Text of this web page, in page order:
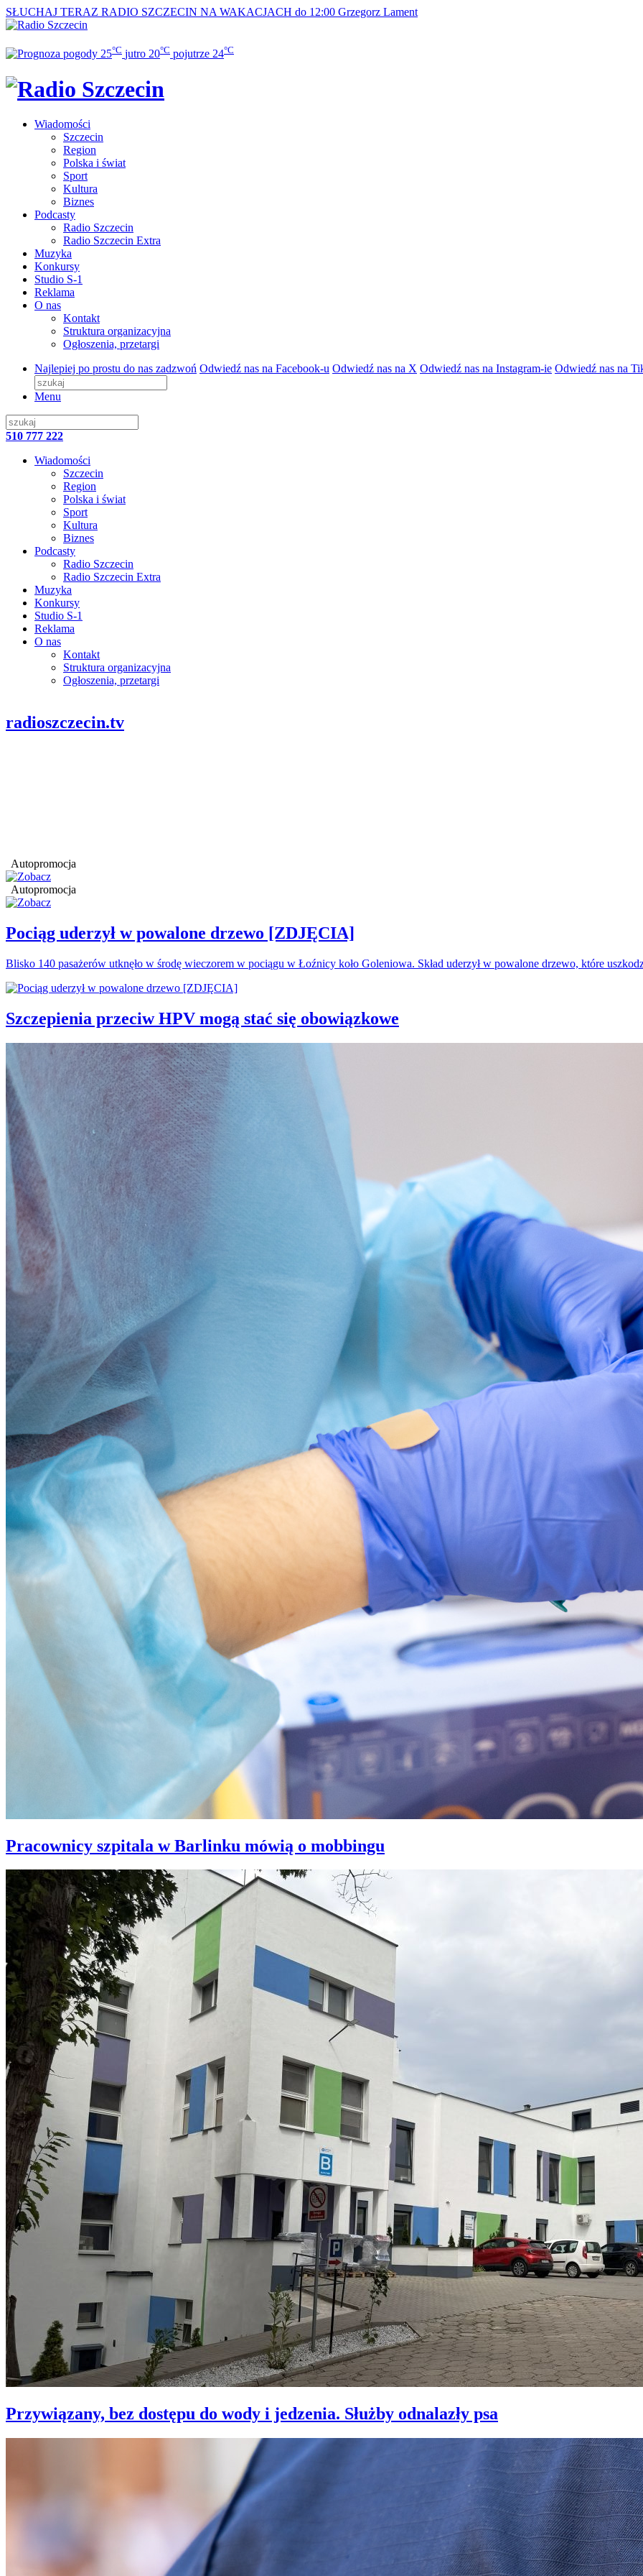
SŁUCHAJ TERAZ RADIO SZCZECIN NA WAKACJACH do 12:00 Grzegorz Lament
25°C jutro 20°C pojutrze 24°C
Wiadomości
Szczecin
Region
Polska i świat
Sport
Kultura
Biznes
Podcasty
Radio Szczecin
Radio Szczecin Extra
Muzyka
Konkursy
Studio S-1
Reklama
O nas
Kontakt
Struktura organizacyjna
Ogłoszenia, przetargi
Najlepiej po prostu do nas zadzwoń Odwiedź nas na Facebook-u Odwiedź nas na X Odwiedź nas na Instagram-ie Odwiedź nas na
Menu
510 777 222
Wiadomości
Szczecin
Region
Polska i świat
Sport
Kultura
Biznes
Podcasty
Radio Szczecin
Radio Szczecin Extra
Muzyka
Konkursy
Studio S-1
Reklama
O nas
Kontakt
Struktura organizacyjna
Ogłoszenia, przetargi
radioszczecin.tv
Autopromocja
Autopromocja
Pociąg uderzył w powalone drzewo [ZDJĘCIA]
Blisko 140 pasażerów utknęło w środę wieczorem w pociągu w Łoźnicy koło Goleniowa. Skład uderzył w powalone drzewo, które
Szczepienia przeciw HPV mogą stać się obowiązkowe
Pracownicy szpitala w Barlinku mówią o mobbingu
Przywiązany, bez dostępu do wody i jedzenia. Służby odnalazły psa